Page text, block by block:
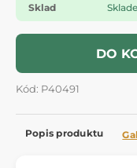
Sklad
DO
Kód: P40491
Popis produktu